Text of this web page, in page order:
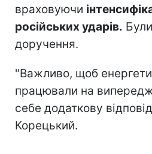
враховуючи
російських ударів.
доручення.
"Важливо, щоб
працювали на
себе додаткову
Корецький.